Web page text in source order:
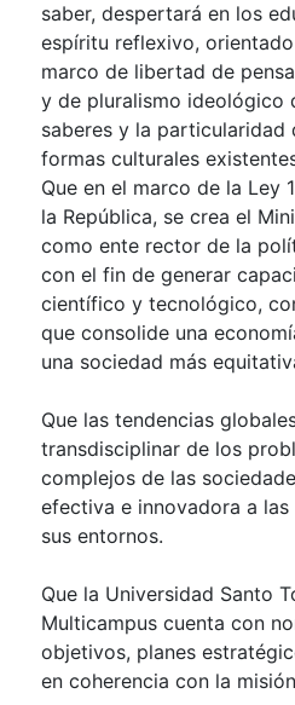
saber, despertará en los
espíritu reflexivo,
marco de libertad de
y de pluralismo ideológico
saberes y la particularidad
formas culturales
Que en el marco de la Ley
la República, se crea el
como ente rector de la
con el fin de generar
científico y tecnológico,
que consolide una
una sociedad más
Que las tendencias
transdisciplinar de los
complejos de las
efectiva e innovadora a las
sus entornos.
Que la Universidad Santo
Multicampus cuenta con
objetivos, planes
en coherencia con la